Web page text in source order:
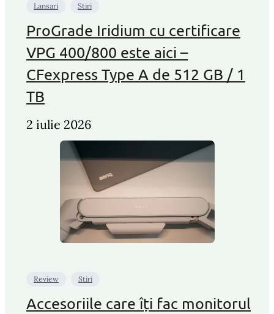
Lansari Stiri
ProGrade Iridium cu certificare
VPG 400/800 este aici –
CFexpress Type A de 512 GB / 1
TB
2 iulie 2026
Review Stiri
Accesoriile care îți fac monitorul